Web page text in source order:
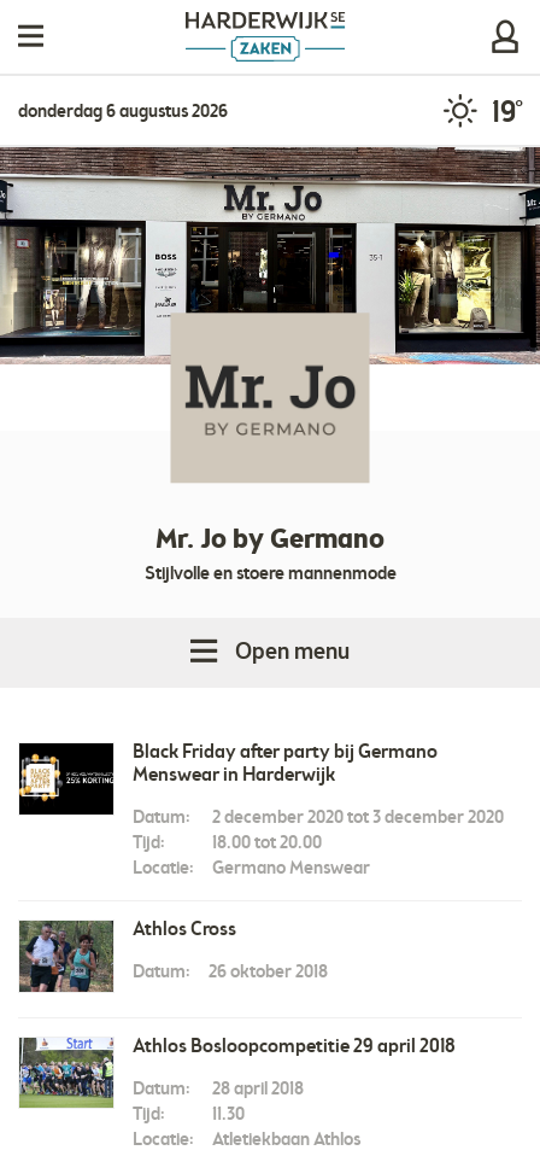
donderdag 6 augustus 2026 19°
Mr. Jo by Germano
Stijlvolle en stoere mannenmode
Open menu
Black Friday after party bij Germano
Menswear in Harderwijk
Datum:
2 december 2020 tot 3 december 2020
Tijd:
18.00 tot 20.00
Locatie:
Germano Menswear
Athlos Cross
Datum: 26 oktober 2018
Athlos Bosloopcompetitie 29 april 2018
Datum:
28 april 2018
Tijd:
11.30
Locatie:
Atletiekbaan Athlos